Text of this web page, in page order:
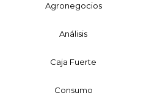
Agronegocios
Análisis
Caja Fuerte
Consumo